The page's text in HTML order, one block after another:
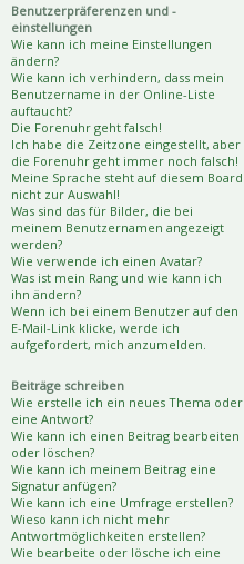
Benutzerpräferenzen und -
einstellungen
Wie kann ich meine Einstellungen
ändern?
Wie kann ich verhindern, dass mein
Benutzername in der Online-Liste
auftaucht?
Die Forenuhr geht falsch!
Ich habe die Zeitzone eingestellt, aber
die Forenuhr geht immer noch falsch!
Meine Sprache steht auf diesem Board
nicht zur Auswahl!
Was sind das für Bilder, die bei
meinem Benutzernamen angezeigt
werden?
Wie verwende ich einen Avatar?
Was ist mein Rang und wie kann ich
ihn ändern?
Wenn ich bei einem Benutzer auf den
E-Mail-Link klicke, werde ich
aufgefordert, mich anzumelden.
Beiträge schreiben
Wie erstelle ich ein neues Thema oder
eine Antwort?
Wie kann ich einen Beitrag bearbeiten
oder löschen?
Wie kann ich meinem Beitrag eine
Signatur anfügen?
Wie kann ich eine Umfrage erstellen?
Wieso kann ich nicht mehr
Antwortmöglichkeiten erstellen?
Wie bearbeite oder lösche ich eine